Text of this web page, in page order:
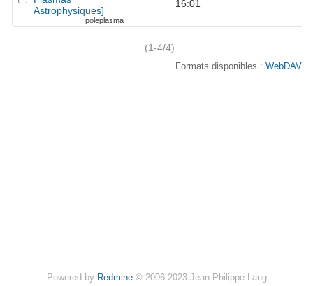
Astrophysiques]
poleplasma
16:01
(1-4/4)
Formats disponibles : WebDAV
Powered by Redmine© 2006-2023 Jean-Philippe Lang